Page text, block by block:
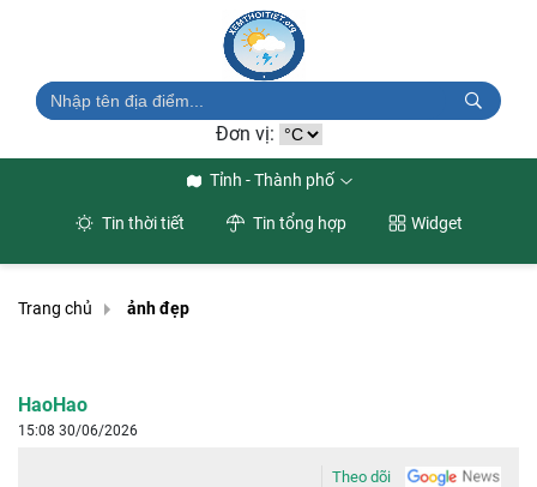
Đơn vị:
Tỉnh - Thành phố
Tin thời tiết Tin tổng hợp Widget
Trang chủ ảnh đẹp
HaoHao
15:08 30/06/2026
Theo dõi